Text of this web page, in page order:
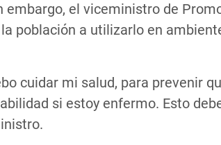
el viceministro de
población a utilizarlo en
cuidar mi salud, para prevenir
si estoy enfermo. Esto